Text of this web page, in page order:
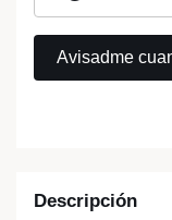
Descripción